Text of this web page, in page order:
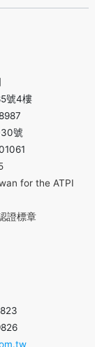
號4樓
號
for the ATPI
證標章